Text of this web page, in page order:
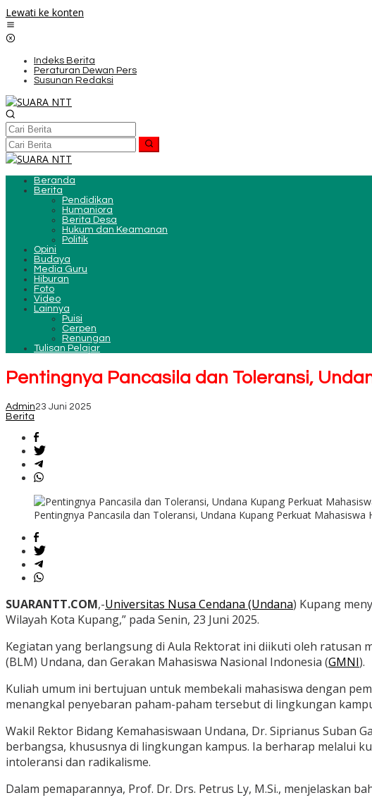
Lewati ke konten
Indeks Berita
Peraturan Dewan Pers
Susunan Redaksi
Beranda
Berita
Pendidikan
Humaniora
Berita Desa
Hukum dan Keamanan
Politik
Opini
Budaya
Media Guru
Hiburan
Foto
Video
Lainnya
Puisi
Cerpen
Renungan
Tulisan Pelajar
Pentingnya Pancasila dan Toleransi,
Admin23 Juni 2025
Berita
Pentingnya Pancasila dan Toleransi, Undana Kupang Perkuat Mahasiswa
SUARANTT.COM,-Universitas Nusa Cendana (Undana) Kupang
Wilayah Kota Kupang,” pada Senin, 23 Juni 2025.
Kegiatan yang berlangsung di Aula Rektorat ini diikuti oleh ratusan
(BLM) Undana, dan Gerakan Mahasiswa Nasional Indonesia (GMNI).
Kuliah umum ini bertujuan untuk membekali mahasiswa dengan
menangkal penyebaran paham-paham tersebut di lingkungan
Wakil Rektor Bidang Kemahasiswaan Undana, Dr. Siprianus Suban
berbangsa, khususnya di lingkungan kampus. Ia berharap melalui
intoleransi dan radikalisme.
Dalam pemaparannya, Prof. Dr. Drs. Petrus Ly, M.Si., menjelaskan